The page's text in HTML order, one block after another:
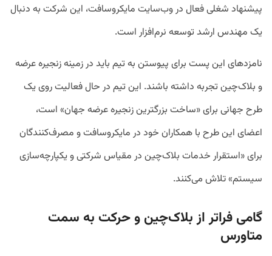
پیشنهاد شغلی فعال در وب‌سایت مایکروسافت، این شرکت به دنبال
یک مهندس ارشد توسعه نرم‌افزار است.
نامزد‌های این پست برای پیوستن به تیم باید در زمینه زنجیره عرضه
و بلاک‌چین تجربه داشته باشند. این تیم در حال فعالیت روی یک
طرح جهانی برای «ساخت بزرگترین زنجیره عرضه جهان» است،
اعضای این طرح با همکاران خود در مایکروسافت و مصرف‌کنندگان
برای «استقرار خدمات بلاک‌چین در مقیاس شرکتی و یکپارچه‌سازی
سیستم» تلاش می‌کنند.
گامی فراتر از بلاک‌چین و حرکت به سمت
متاورس